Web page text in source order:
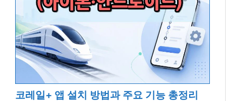
코레일+ 앱 설치 방법과 주요 기능 총정리